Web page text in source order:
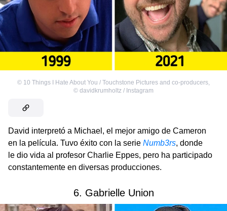
© 10 Things I Hate About You / Touchstone Pictures and co-producers,
© davidkrumholtz / Instagram
David interpretó a Michael, el mejor amigo de Cameron
en la película. Tuvo éxito con la serie Numb3rs, donde
le dio vida al profesor Charlie Eppes, pero ha participado
constantemente en diversas producciones.
6. Gabrielle Union